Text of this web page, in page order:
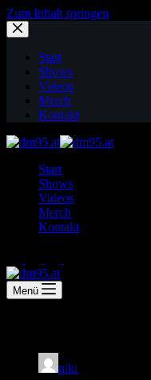
Zum Inhalt springen
Start
Shows
Videos
Merch
Kontakt
Start
Shows
Videos
Merch
Kontakt
Menü
niki